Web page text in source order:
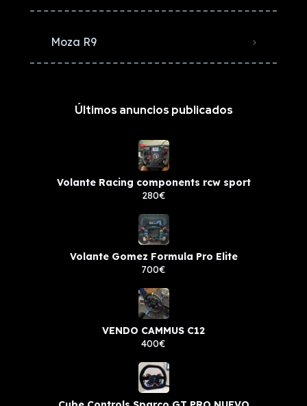
Moza R9
Últimos anuncios publicados
Volante Racing components rcw sport
280€
Volante Gomez Formula Pro Elite
700€
VENDO CAMMUS C12
400€